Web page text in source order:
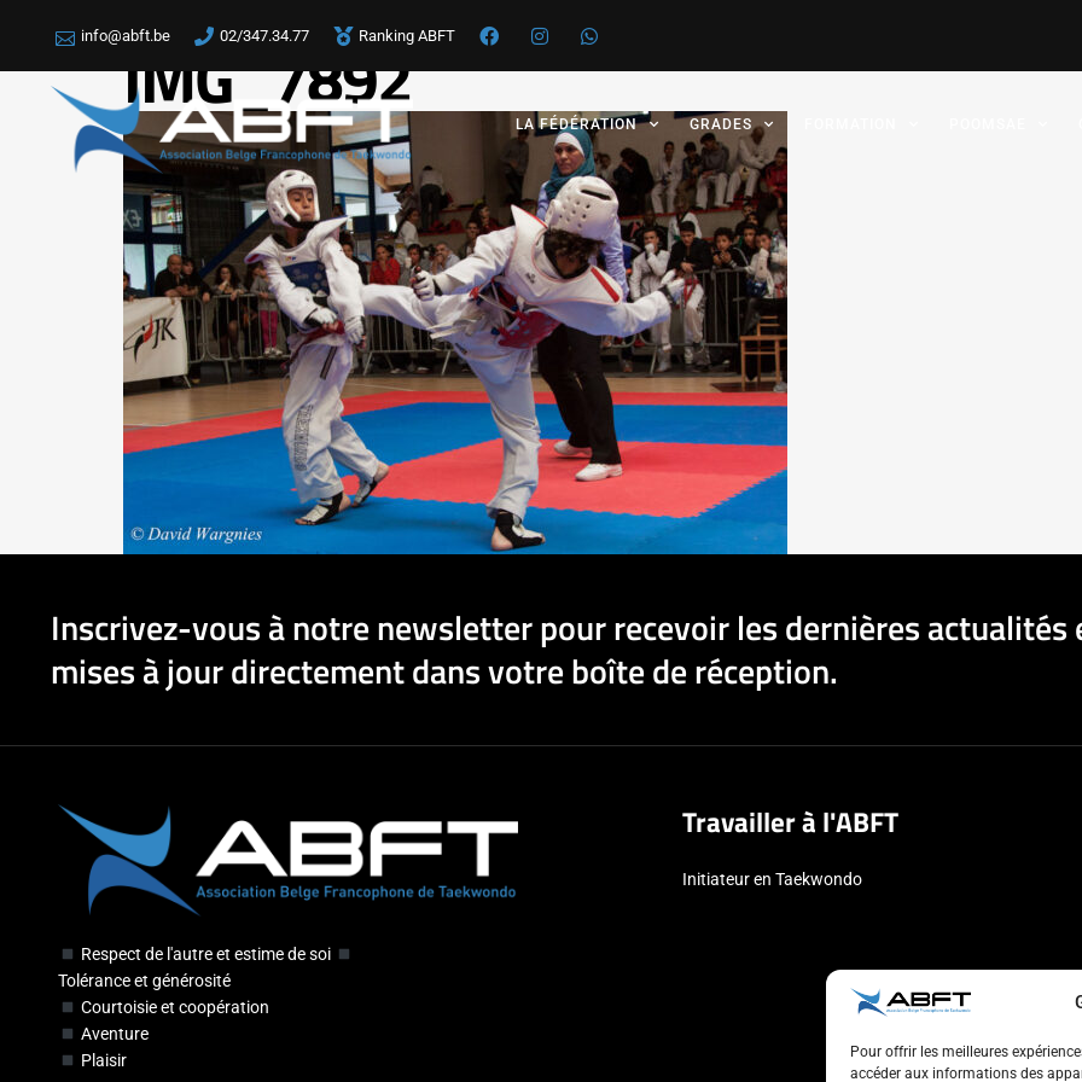
Pour offrir les meilleures
accéder aux informations des
info@abft.be 02/347.34.77 Ranking ABFT
LA FÉDÉRATION GRADES
IMG_7892
Inscrivez-vous à notre newsletter pour recevoir les dernières actualités
mises à jour directement dans votre boîte de réception.
Respect de l'autre et estime de soi
Tolérance et générosité
Courtoisie et coopération
Aventure
Plaisir
Travailler à l'ABFT
Initiateur en Taekwondo